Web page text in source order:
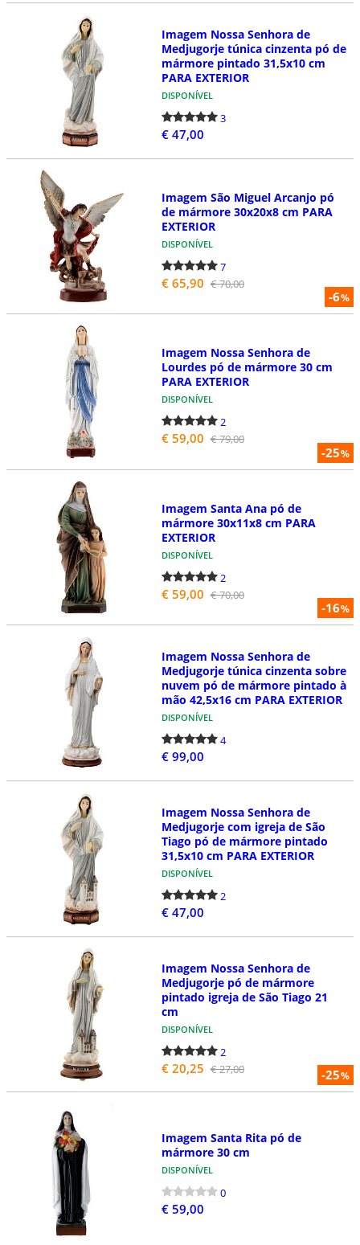
Imagem Nossa Senhora de
Medjugorje túnica cinzenta pó de
mármore pintado 31,5x10 cm
PARA EXTERIOR
DISPONÍVEL
3
€ 47,00
-6%
Imagem São Miguel Arcanjo pó
de mármore 30x20x8 cm PARA
EXTERIOR
DISPONÍVEL
7
€ 65,90 € 70,00
-25%
Imagem Nossa Senhora de
Lourdes pó de mármore 30 cm
PARA EXTERIOR
DISPONÍVEL
2
€ 59,00 € 79,00
-16%
Imagem Santa Ana pó de
mármore 30x11x8 cm PARA
EXTERIOR
DISPONÍVEL
2
€ 59,00 € 70,00
Imagem Nossa Senhora de
Medjugorje túnica cinzenta sobre
nuvem pó de mármore pintado à
mão 42,5x16 cm PARA EXTERIOR
DISPONÍVEL
4
€ 99,00
Imagem Nossa Senhora de
Medjugorje com igreja de São
Tiago pó de mármore pintado
31,5x10 cm PARA EXTERIOR
DISPONÍVEL
2
€ 47,00
-25%
Imagem Nossa Senhora de
Medjugorje pó de mármore
pintado igreja de São Tiago 21
cm
DISPONÍVEL
2
€ 20,25 € 27,00
Imagem Santa Rita pó de
mármore 30 cm
DISPONÍVEL
0
€ 59,00